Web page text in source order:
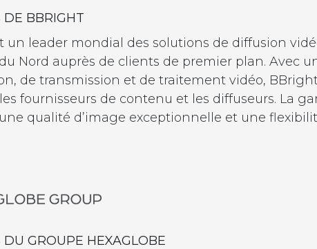
DE BBRIGHT
un leader mondial des solutions de diffusion
Nord auprès de clients de premier plan. Avec
de transmission et de traitement vidéo,
fournisseurs de contenu et les diffuseurs. La
qualité d’image exceptionnelle et une
GROUPE HEXAGLOBE